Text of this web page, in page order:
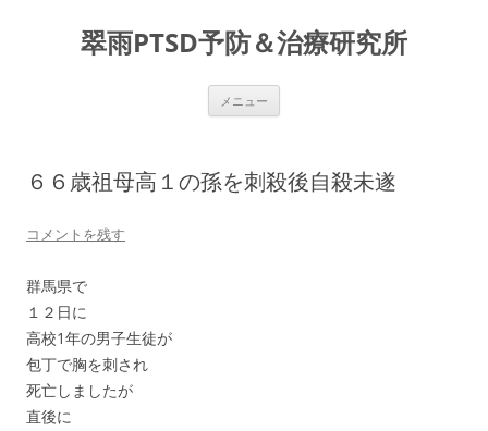
翠雨PTSD予防＆治療研究所
メニュー
６６歳祖母高１の孫を刺殺後自殺未遂
コメントを残す
群馬県で
１２日に
高校1年の男子生徒が
包丁で胸を刺され
死亡しましたが
直後に